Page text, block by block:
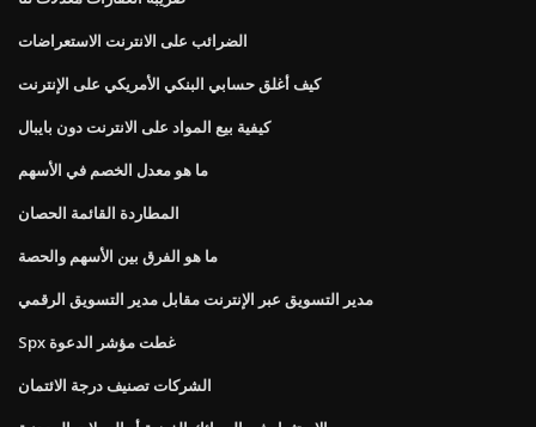
الضرائب على الانترنت الاستعراضات
كيف أغلق حسابي البنكي الأمريكي على الإنترنت
كيفية بيع المواد على الانترنت دون بايبال
ما هو معدل الخصم في الأسهم
المطاردة القائمة الحصان
ما هو الفرق بين الأسهم والحصة
مدير التسويق عبر الإنترنت مقابل مدير التسويق الرقمي
Spx غطت مؤشر الدعوة
الشركات تصنيف درجة الائتمان